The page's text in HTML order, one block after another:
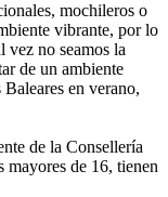
mochileros o
vibrante, por lo
vez no seamos la
de un ambiente
en verano,
de la Consellería
mayores de 16, tienen